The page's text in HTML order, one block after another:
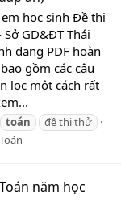
học sinh Đề thi
GD&ĐT Thái
dạng PDF hoàn
gồm các câu
lọc một cách rất
toán
đề thi thử
năm học